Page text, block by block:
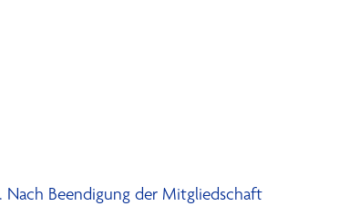
Beendigung der Mitgliedschaft